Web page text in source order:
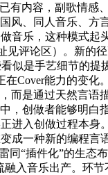
有内容，副歌情
风、同人音乐、
音乐，这种模式起
评论区）。新的
似是手艺细节的
Cover能力的变化
是通过天然言语
，创做者能够明白
进入创做过程本
一种新的编程言
“插件化”的生态
入音乐出产。环